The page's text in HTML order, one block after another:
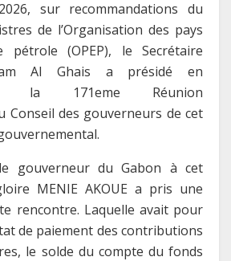
sur recommandations du
de l’Organisation des pays
pétrole (OPEP), le Secrétaire
Al Ghais a présidé en
la 171eme Réunion
Conseil des gouverneurs de cet
gouverneur du Gabon à cet
MENIE AKOUE a pris une
rencontre. Laquelle avait pour
de paiement des contributions
le solde du compte du fonds